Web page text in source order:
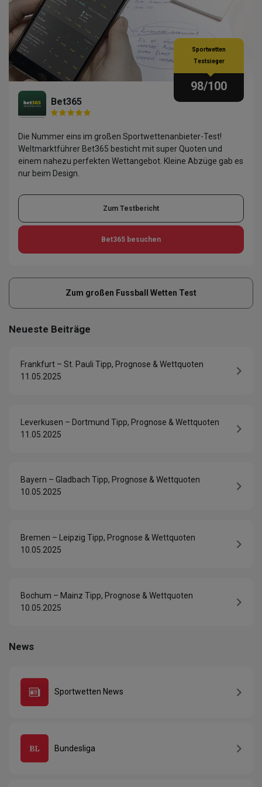
Bet365
Sportwetten
Testsieger
98/100
Die Nummer eins im großen Sportwettenanbieter-Test!
Weltmarktführer Bet365 besticht mit super Quoten und
einem nahezu perfekten Wettangebot. Kleine Abzüge gab es
nur beim Design.
Zum Testbericht
Bet365 besuchen
Zum großen Fussball Wetten Test
Neueste Beiträge
Frankfurt – St. Pauli Tipp, Prognose & Wettquoten
11.05.2025
Leverkusen – Dortmund Tipp, Prognose & Wettquoten
11.05.2025
Bayern – Gladbach Tipp, Prognose & Wettquoten
10.05.2025
Bremen – Leipzig Tipp, Prognose & Wettquoten
10.05.2025
Bochum – Mainz Tipp, Prognose & Wettquoten
10.05.2025
News
Sportwetten News
Bundesliga